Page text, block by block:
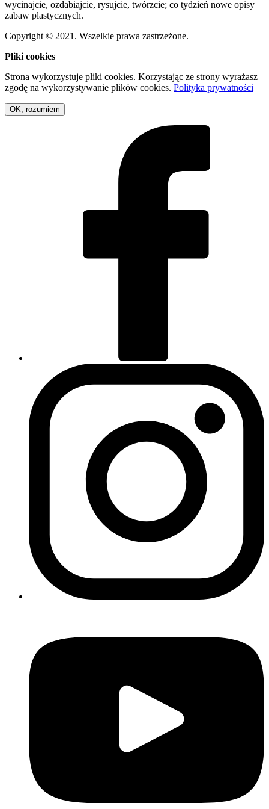
wycinajcie, ozdabiajcie, rysujcie, twórzcie; co tydzień nowe opisy
zabaw plastycznych.
Copyright © 2021. Wszelkie prawa zastrzeżone.
Pliki cookies
Strona wykorzystuje pliki cookies. Korzystając ze strony wyrażasz
zgodę na wykorzystywanie plików cookies. Polityka prywatności
OK, rozumiem